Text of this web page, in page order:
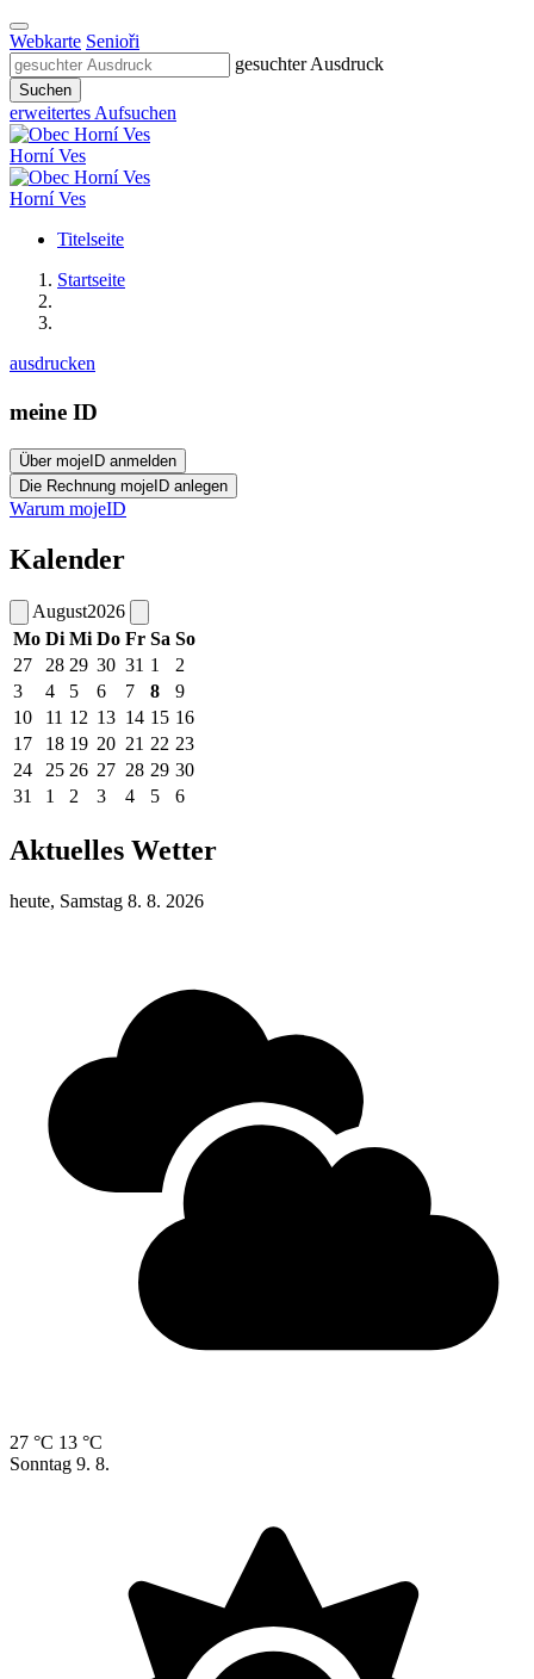
Webkarte Senioři
gesuchter Ausdruck
Suchen
erweitertes Aufsuchen
Horní Ves
Horní Ves
Titelseite
Startseite
ausdrucken
meine ID
Warum mojeID
Kalender
August2026
Mo Di Mi Do Fr Sa So
27
28 29 30 31 1
2
3
4 5 6 7 8
9
10
11 12 13 14 15 16
17
18 19 20 21 22 23
24
25 26 27 28 29 30
31
1 2 3 4 5 6
Aktuelles Wetter
heute, Samstag 8. 8. 2026
27 °C 13 °C
Sonntag 9. 8.